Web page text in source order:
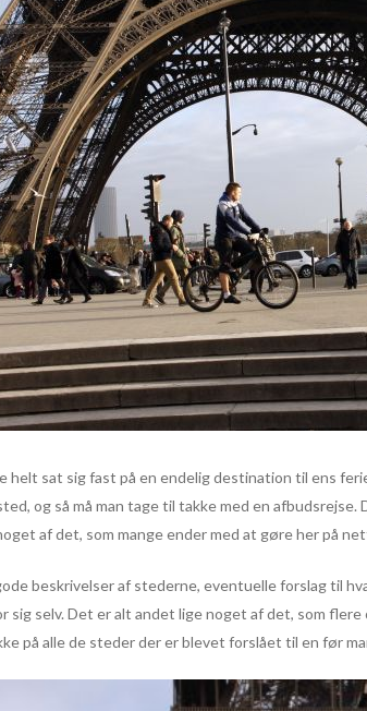
helt sat sig fast på en endelig destination til ens
og så må man tage til takke med en
af det, som mange ender med at gøre her på
beskrivelser af stederne, eventuelle forslag til
sig selv. Det er alt andet lige noget af det, som
på alle de steder der er blevet forslået til en før